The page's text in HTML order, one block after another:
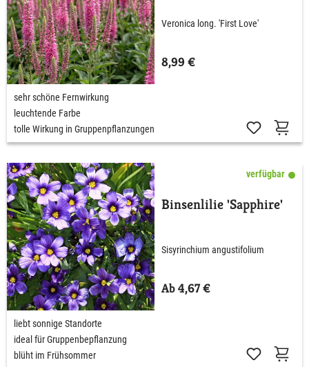
Veronica long. 'First Love'
8,99 €
sehr schöne Fernwirkung
leuchtende Farbe
tolle Wirkung in Gruppenpflanzungen
verfügbar
Binsenlilie 'Sapphire'
Sisyrinchium angustifolium
Ab 4,67 €
liebt sonnige Standorte
ideal für Gruppenbepflanzung
blüht im Frühsommer